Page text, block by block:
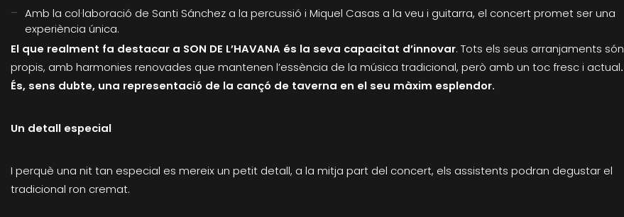
Amb la col·laboració de Santi Sánchez a la percussió i Miquel Casas a la veu i guitarra, el concert promet ser una
experiència única.
El que realment fa destacar a SON DE L’HAVANA és la seva capacitat d’innovar. Tots els seus arranjaments són
propis, amb harmonies renovades que mantenen l’essència de la música tradicional, però amb un toc fresc i actual.
És, sens dubte, una representació de la cançó de taverna en el seu màxim esplendor.
Un detall especial
I perquè una nit tan especial es mereix un petit detall, a la mitja part del concert, els assistents podran degustar el
tradicional ron cremat.